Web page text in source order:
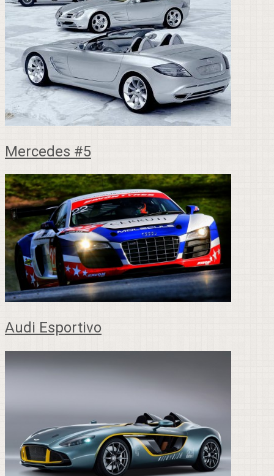
Mercedes #5
Audi Esportivo